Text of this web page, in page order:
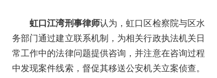
虹口江湾刑事律师认为，虹口区检察院与区水
务部门通过建立联系机制，为相关行政执法机关日
常工作中的法律问题提供咨询，并注意在咨询过程
中发现案件线索，督促其移送公安机关立案侦查。